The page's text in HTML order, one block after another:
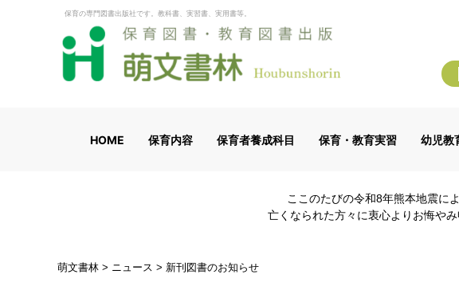
保育の専門図書出版社です。教科書、実習書、実用書等。
HOME 保育内容 保育者養成科目 保育・教育実習 幼児教
ここのたびの令和8年熊本地震に
亡くなられた方々に衷心よりお悔や
萌文書林 > ニュース > 新刊図書のお知らせ